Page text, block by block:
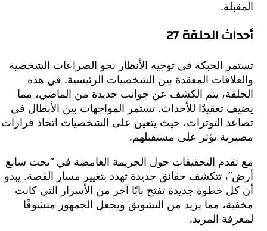
الحلقة 27
الحبكة في توجيه الأنظار نحو الصراعات الشخصية
المعقدة بين الشخصيات الرئيسية. في هذه
يتم الكشف عن جوانب جديدة من الماضي، مما
تعقيدًا للأحداث. تستمر المواجهات بين الأبطال في
التوترات، حيث يتعين على الشخصيات اتخاذ قرارات
تؤثر على مستقبلهم.
التحقيقات حول الجريمة الغامضة في “تحت سابع
تتكشف حقائق جديدة تهدد بتغيير مسار القصة. يبدو
خطوة جديدة تفتح بابًا آخر من الأسرار التي كانت
مما يزيد من التشويق ويجعل الجمهور متشوقًا
المزيد.